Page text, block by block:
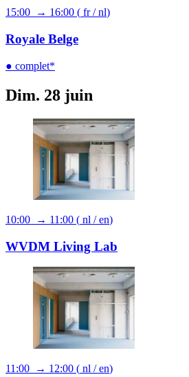
15:00 → 16:00 ( fr/nl)
Royale Belge
● complet*
Dim. 28 juin
10:00 → 11:00 ( nl /en)
WVDM Living Lab
11:00 → 12:00 ( nl /en)